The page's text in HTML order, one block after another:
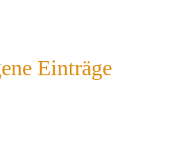
Einträge